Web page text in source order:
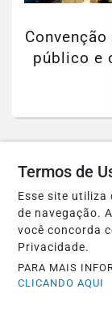
público e
Termos de
Esse site utiliza
de navegação.
você concorda
Privacidade.
PARA MAIS
CLICANDO AQUI